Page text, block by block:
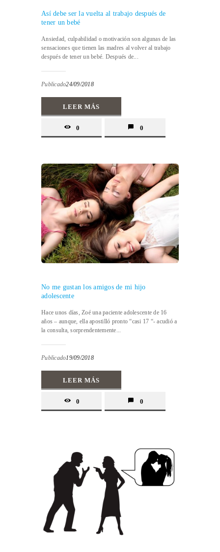
Así debe ser la vuelta al trabajo después de
tener un bebé
Ansiedad, culpabilidad o motivación son algunas de las
sensaciones que tienen las madres al volver al trabajo
después de tener un bebé. Después de...
Publicado24/09/2018
LEER MÁS
0 0
No me gustan los amigos de mi hijo
adolescente
Hace unos días, Zoé una paciente adolescente de 16
años – aunque, ella apostilló pronto “casi 17 “- acudió a
la consulta, sorprendentemente...
Publicado19/09/2018
LEER MÁS
0 0